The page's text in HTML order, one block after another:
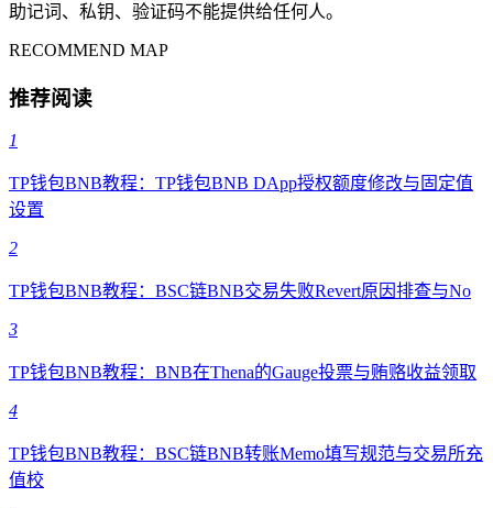
助记词、私钥、验证码不能提供给任何人。
RECOMMEND MAP
推荐阅读
1
TP钱包BNB教程：TP钱包BNB DApp授权额度修改与固定值
设置
2
TP钱包BNB教程：BSC链BNB交易失败Revert原因排查与No
3
TP钱包BNB教程：BNB在Thena的Gauge投票与贿赂收益领取
4
TP钱包BNB教程：BSC链BNB转账Memo填写规范与交易所充
值校